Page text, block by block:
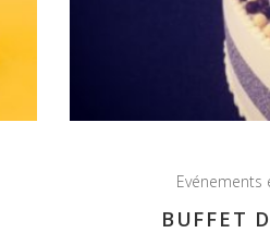
Evénements
BUFFET